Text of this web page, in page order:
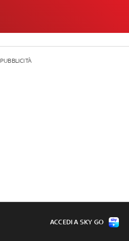
PUBBLICITÀ
ACCEDI A SKY GO